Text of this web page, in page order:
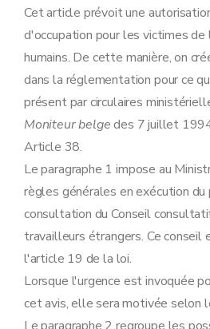
Cet article prévoit une
d'occupation pour les victimes
humains. De cette manière, on
dans la réglementation pour ce
présent par circulaires
Moniteur belgedes 7 juillet
Article 38.
Le paragraphe 1 impose au
règles générales en exécution
consultation du Conseil
travailleurs étrangers. Ce conseil
l'article 19 de la loi.
Lorsque l'urgence est invoquée
cet avis, elle sera motivée selon